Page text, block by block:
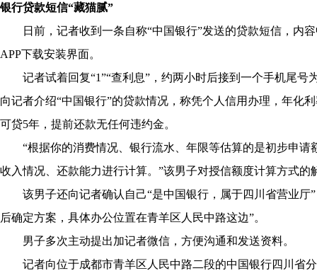
银行贷款短信“藏猫腻”
日前，记者收到一条自称“中国银行”发送的贷款短信，内容
APP下载安装界面。
记者试着回复“1”“查利息”，约两小时后接到一个手机尾号
向记者介绍“中国银行”的贷款情况，称凭个人信用办理，年化
可贷5年，提前还款无任何违约金。
“根据你的消费情况、银行流水、年限等估算的是初步申请
收入情况、还款能力进行计算。”该男子对授信额度计算方式的
该男子还向记者确认自己“是中国银行，属于四川省营业厅”
后确定方案，具体办公位置在青羊区人民中路这边”。
男子多次主动提出加记者微信，方便沟通和发送资料。
记者向位于成都市青羊区人民中路二段的中国银行四川省分